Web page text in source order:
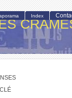
Index